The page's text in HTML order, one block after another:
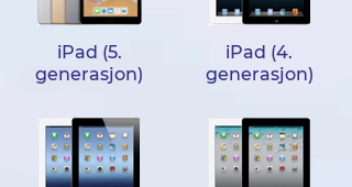
iPad (5.
generasjon)
iPad (4.
generasjon)